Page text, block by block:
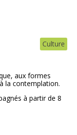
Culture
aux formes
la contemplation.
à partir de 8